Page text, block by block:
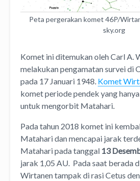
Peta pergerakan komet 46P/
sky.org
Komet ini ditemukan oleh Carl A.
melakukan pengamatan survei di
pada 17 Januari 1948. Komet
komet periode pendek yang
untuk mengorbit Matahari.
Pada tahun 2018 komet ini
Matahari dan mencapai jarak
Matahari pada tanggal 13
jarak 1,05 AU. Pada saat berada
Wirtanen tampak di rasi Cetus